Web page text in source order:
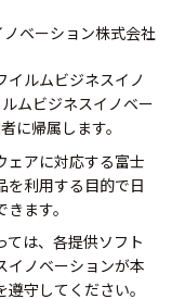
ベーション株式会社
ルムビジネスイノ
ムビジネスイノベー
に帰属します。
ェアに対応する富士
を利用する目的で日
ます。
は、各提供ソフト
イノベーションが本
守してください。